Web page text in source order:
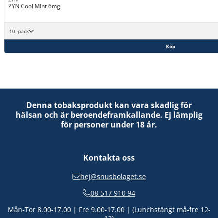
ZYN Cool Mint 6mg
10 -pack
Köp
Denna tobaksprodukt kan vara skadlig för
hälsan och är beroendeframkallande. Ej lämplig
för personer under 18 år.
Kontakta oss
hej@snusbolaget.se
08 517 910 94
Mån-Tor 8.00-17.00 | Fre 9.00-17.00 | (Lunchstängt må-fre 12-